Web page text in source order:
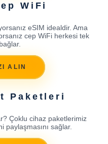
WiFi
eSIM idealdir. Ama
cep WiFi herkesi tek
ALIN
Paketleri
Çoklu cihaz paketlerimiz
paylaşmasını sağlar.